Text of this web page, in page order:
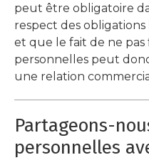
peut être obligatoire
respect des
et que le fait de ne
personnelles peut
une relation
Partageons-
personnelles